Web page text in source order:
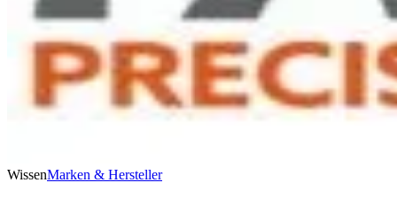
WissenMarken & Hersteller